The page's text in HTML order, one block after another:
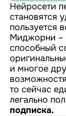
Нейросети
становятся
пользуется
Миджорни –
способный
и многое
то сейчас
легально
подписка.